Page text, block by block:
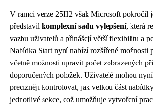
V rámci verze 25H2 však Microsoft pokročil
představil komplexní sadu vylepšení, která
vazbu uživatelů a přinášejí větší flexibilitu a
Nabídka Start nyní nabízí rozšířené možnosti
včetně možnosti upravit počet zobrazených
doporučených položek. Uživatelé mohou
precizněji kontrolovat, jak velkou část
jednotlivé sekce, což umožňuje vytvoření